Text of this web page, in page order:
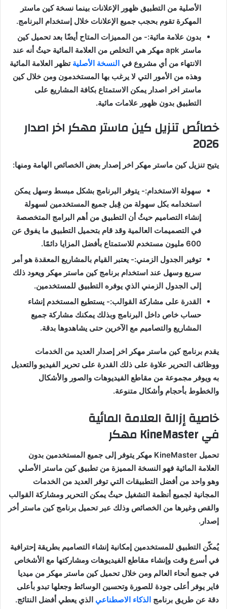
الأصلية من التطبيق ظهور الإعلانات بينما نسخة كين ماستر
المهكرة تقوم بحجب جميع الإعلانات خلال إستخدام البرنامج.
بدون علامة مائية:- من المميزات المتاح أيضًا بعد تحميل كين
ماستر
مهكر هي التخلص من العلامة المائية حيثُ أنه عند
الانتهاء من أي مشروع في النسخة الأصلية تظهر العلامة المائية
وهذه من الأمور التي لا يرغب بها المستخدمون ومن خلال كين
ماستر اخر اصدار يمكن الاستمتاع بكافة المشاريع على
التطبيق بدون ظهور علامات مائية.
خصائصتنزيل كين ماسترمهكراخراصدار
2026
يتيح تنزيل كين ماستر مهكر اخر إصدار بعض الخصائص الهامة ومنها:
سهولة الاستخدام:- يتوفر البرنامج بشكل مبسط وسهل يمكن
استخدامه بكل سهولة من قِبل جميع المستخدمين لسهولة
إنشاء التصاميم حيثُ أن التطبيق من أهم البرامج المتخصصة
في التصميمات العالمية وقد قام بتحميل التطبيق ما يفوق عن
600 مليون مستخدم للاستمتاع بأفضل المزايا دائمًا.
توفير الجدول الزمني:- يعتبر القيام بالمشاريع المعقدة هو أمر
سريع وسهل عند استخدام برنامج كين ماستر مهكر ويعود ذلك
إلى الجدول الزمني الذي يوفره التطبيق للمستخدمين.
القدرة على مشاركة القوالب:- يستطيع المستخدم إنشاء
حساب خاص داخل البرنامج وبذلك يمكنك مشاركة جميع
المشاريع والتصاميم مع الآخرين حتى يشاهدوها بدقة.
يقدم برنامج كين ماستر مهكر اخر إصدار العديد من الخدمات
ووظائف التحرير علاوة على ذلك القدرة على تحرير الفيديو والتعديل
به ويوفر مجموعة من مقاطع الفيديوهات والصور والأشكال
والخطوط بأحجام وأشكال متنوعة.
خاصيةإزالة العلامة المائية
فيKineMaster مهكر
تحميل KineMaster مهكر يتوفر إلى جميع المستخدمين بدون
العلامة المائية فهو النسخة المميزة من تطبيق كين ماستر الأصلي
وهو واحد من أفضل التطبيقات التي توفر العديد من الخدمات
المجانية لجميع أنظمة التشغيل حيثُ يمكن التحرير ومشاركة القوالب
والقص وغيرها من الخصائص وذلك عبر تحميل برنامج كين ماستر أخر
إصدار.
يُمكّن التطبيق للمستخدمين إمكانية إنشاء التصاميم بطريقة إحترافية
في أسرع وقت وإنشاء مقاطع الفيديوهات ومشاركتها مع الأشخاص
في جميع أنحاء العالم ومن خلال تحميل كين ماستر مهكر من ميديا
فاير يوفر أعلى جودة للصورة وتحسين الوسائط وجعلها تبدو بأعلى
دقة عن طريق برنامج الذكاء الاصطناعي الذي يعطي أفضل النتائج.